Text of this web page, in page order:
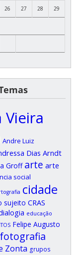
26 27 28 29
Vieira
Andre Luiz
Dias Arndt
Groff arte arte
social
cidade
sujeito CRAS
educação
Felipe Augusto
fotografia
Zonta grupos